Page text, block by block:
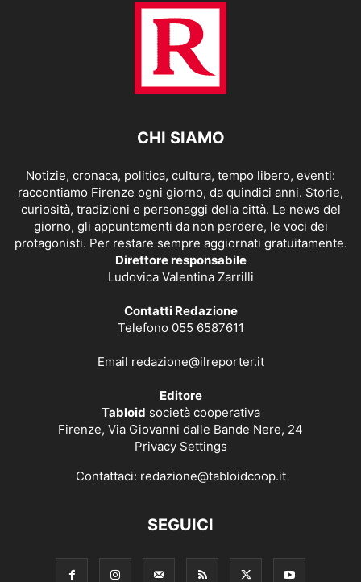
CHI SIAMO
Notizie, cronaca, politica, cultura, tempo libero, eventi:
raccontiamo Firenze ogni giorno, da quindici anni. Storie,
curiosità, tradizioni e personaggi della città. Le news del
giorno, gli appuntamenti da non perdere, le voci dei
protagonisti. Per restare sempre aggiornati gratuitamente.
Direttore responsabile
Ludovica Valentina Zarrilli
Contatti Redazione
Telefono 055 6587611
Email redazione@ilreporter.it
Editore
Tabloid società cooperativa
Firenze, Via Giovanni dalle Bande Nere, 24
Privacy Settings
Contattaci: redazione@tabloidcoop.it
SEGUICI